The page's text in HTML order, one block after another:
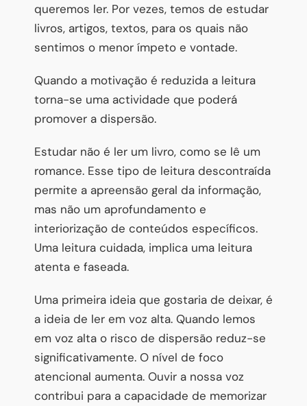
queremos ler. Por vezes, temos de estudar
livros, artigos, textos, para os quais não
sentimos o menor ímpeto e vontade.
Quando a motivação é reduzida a leitura
torna-se uma actividade que poderá
promover a dispersão.
Estudar não é ler um livro, como se lê um
romance. Esse tipo de leitura descontraída
permite a apreensão geral da informação,
mas não um aprofundamento e
interiorização de conteúdos específicos.
Uma leitura cuidada, implica uma leitura
atenta e faseada.
Uma primeira ideia que gostaria de deixar, é
a ideia de ler em voz alta. Quando lemos
em voz alta o risco de dispersão reduz-se
significativamente. O nível de foco
atencional aumenta. Ouvir a nossa voz
contribui para a capacidade de memorizar